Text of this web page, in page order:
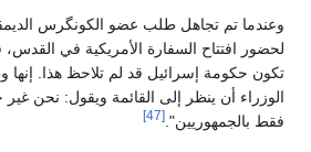
وعندما تم تجاهل طلب عضو الكونگرس
لحضور افتتاح السفارة الأمريكية في القدس،
تكون حكومة إسرائيل قد لم تلاحظ هذا.
الوزراء أن ينظر إلى القائمة ويقول: نحن
فقط بالجمهوريين". [47]